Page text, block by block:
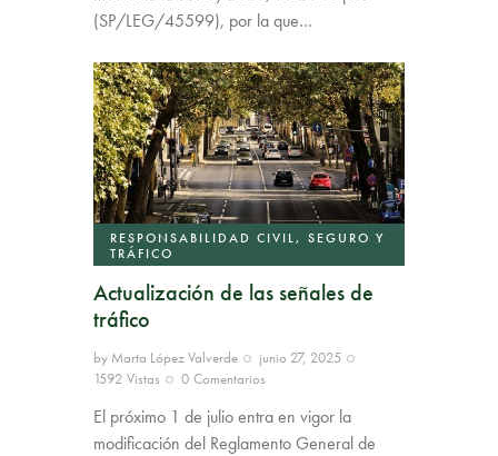
(SP/LEG/45599), por la que…
RESPONSABILIDAD CIVIL, SEGURO Y
TRÁFICO
Actualización de las señales de
tráfico
by Marta López Valverde
junio 27, 2025
1592 Vistas 0 Comentarios
El próximo 1 de julio entra en vigor la
modificación del Reglamento General de